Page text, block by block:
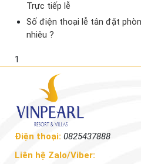
Trực tiếp lễ
Số điện thoại lễ tân đặt
nhiêu ?
1
Điện thoại: 0825437888
Liên hệ Zalo/Viber: